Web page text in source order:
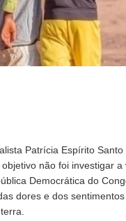
Patrícia Espírito
não foi investigar
Democrática do
dores e dos